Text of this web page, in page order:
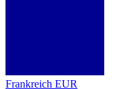
Frankreich EUR